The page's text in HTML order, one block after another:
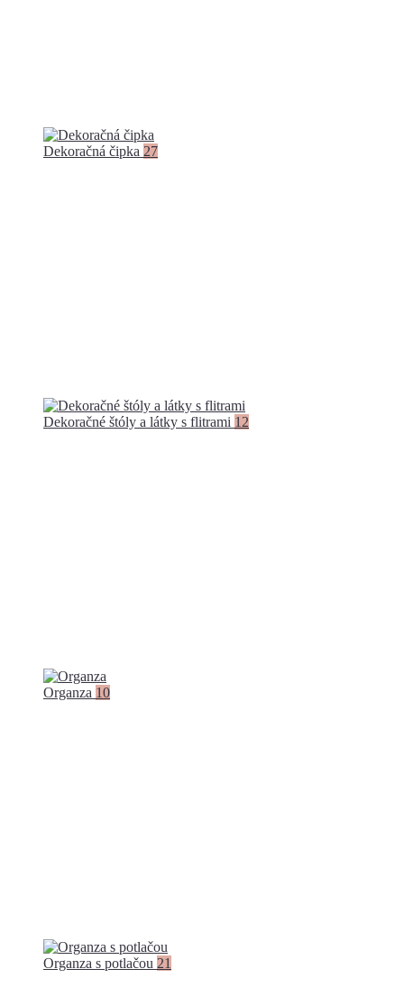
Dekoračná čipka 27
Dekoračné štóly a látky s flitrami 12
Organza 10
Organza s potlačou 21